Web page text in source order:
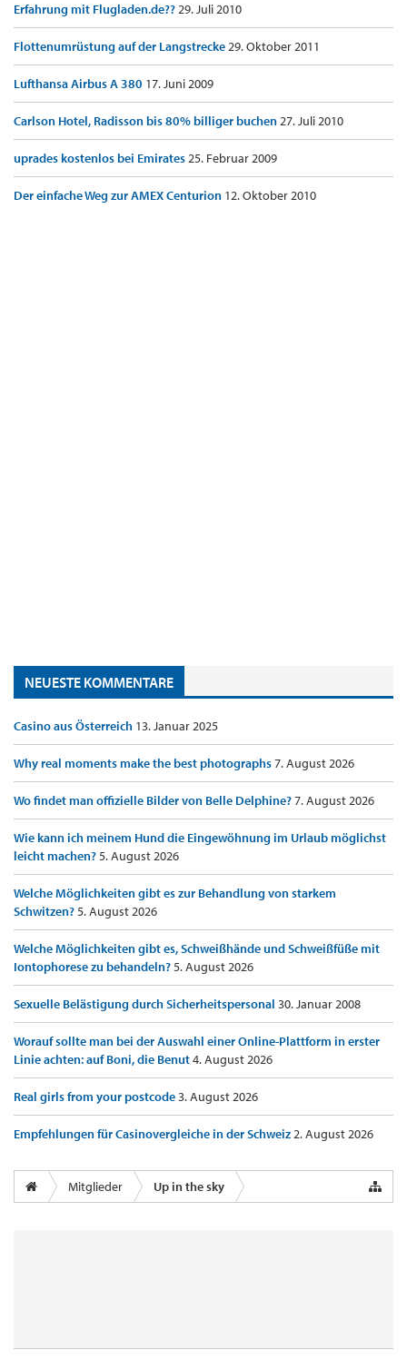
Erfahrung mit Flugladen.de??29. Juli 2010
Flottenumrüstung auf der Langstrecke29. Oktober 2011
Lufthansa Airbus A 380 17. Juni 2009
Carlson Hotel, Radisson bis 80% billiger buchen27. Juli 2010
uprades kostenlos bei Emirates25. Februar 2009
Der einfache Weg zur AMEX Centurion 12. Oktober 2010
NEUESTE KOMMENTARE
Casino aus Österreich 13. Januar 2025
Why real moments make the best photographs7. August 2026
Wo findet man offizielle Bilder von Belle Delphine?7. August 2026
Wie kann ich meinem Hund die Eingewöhnung im Urlaub möglichst
leicht machen?5. August 2026
Welche Möglichkeiten gibt es zur Behandlung von starkem
Schwitzen?5. August 2026
Welche Möglichkeiten gibt es, Schweißhände und Schweißfüße mit
Iontophorese zu behandeln?5. August 2026
Sexuelle Belästigung durch Sicherheitspersonal 30. Januar 2008
Worauf sollte man bei der Auswahl einer Online-Plattform in erster
Linie achten: auf Boni, die Benut4. August 2026
Real girls from your postcode3. August 2026
Empfehlungen für Casinovergleiche in der Schweiz2. August 2026
Mitglieder Up in the sky